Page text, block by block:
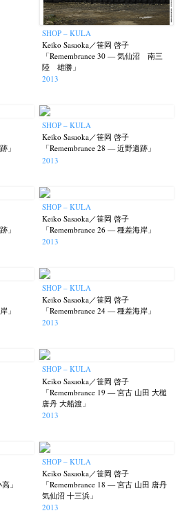
Workshop Documents
Bookstores
SHOP – KULA
Keiko Sasaoka／笹岡 啓子
「Remembrance 30 — 気仙沼 南三
陸 雄勝」
2013
」
SHOP – KULA
Keiko Sasaoka／笹岡 啓子
「Remembrance 28 — 近野遺跡」
2013
」
SHOP – KULA
Keiko Sasaoka／笹岡 啓子
「Remembrance 26 — 種差海岸」
2013
」
SHOP – KULA
Keiko Sasaoka／笹岡 啓子
「Remembrance 24 — 種差海岸」
2013
SHOP – KULA
Keiko Sasaoka／笹岡 啓子
「Remembrance 19 — 宮古 山田 大槌
唐丹 大船渡」
2013
」
SHOP – KULA
Keiko Sasaoka／笹岡 啓子
「Remembrance 18 — 宮古 山田 唐丹
気仙沼 十三浜」
2013